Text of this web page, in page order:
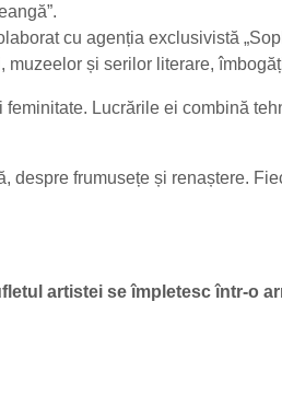
cu agenția exclusivistă
și serilor literare,
Lucrările ei combină
despre frumusețe și renaștere.
artistei se împletesc într-o